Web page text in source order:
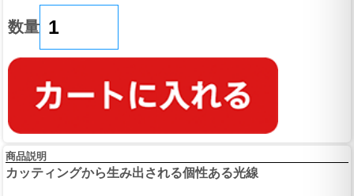
数量
商品説明
カッティングから生み出される個性ある光線